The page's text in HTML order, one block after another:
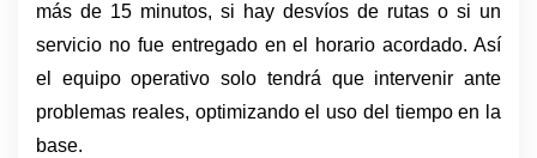
más de 15 minutos, si hay desvíos de rutas o si un
servicio no fue entregado en el horario acordado. Así
el equipo operativo solo tendrá que intervenir ante
problemas reales, optimizando el uso del tiempo en la
base.